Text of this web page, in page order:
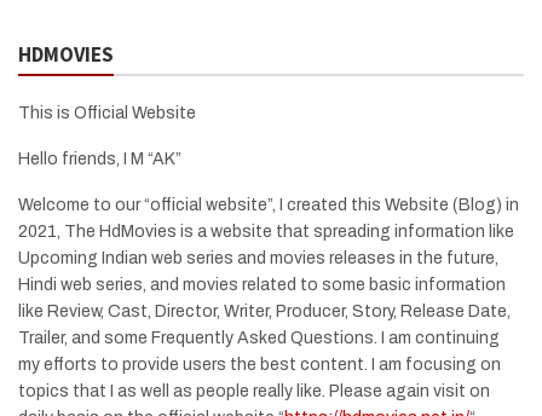
HDMOVIES
This is Official Website
Hello friends, I M “AK”
Welcome to our “official website”, I created this Website (Blog) in
2021, The HdMovies is a website that spreading information like
Upcoming Indian web series and movies releases in the future,
Hindi web series, and movies related to some basic information
like Review, Cast, Director, Writer, Producer, Story, Release Date,
Trailer, and some Frequently Asked Questions. I am continuing
my efforts to provide users the best content. I am focusing on
topics that I as well as people really like. Please again visit on